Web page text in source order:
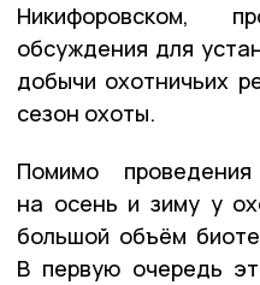
Никифоровском,
обсуждения для
добычи охотничьих
сезон охоты.
Помимо
на осень и зиму у
большой объём
В первую очередь